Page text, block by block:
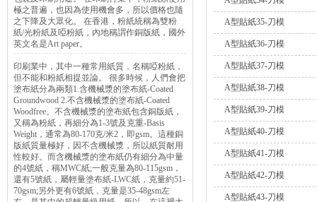
極之普遍，也因為使用機會多，所以價格也隨
之下降及大眾化。 在香港，粉紙統稱為雙粉
紙/光粉紙及啞粉紙，內地稱謂作銅版紙，國外
英文名是Art paper。
印刷業中，其中一種常用紙質，名稱啞粉紙，
但不能和粉紙相提並論。 很多時候，人們會把
塗布紙分為兩類1.含機械漿的塗布紙-Coated
Groundwood 2.不含機械漿的塗布紙-Coated
Woodfree。不含機械漿的塗布紙包含銅版紙，
又稱為粉紙，再細分為1-3號及克重-Basis
Weight，通常為80-170克/米2，即gsm。這種銅
版紙質量極好，因不含機械漿，所以紙質耐用
性較好。而含機械漿的塗布紙仍有細分為中量
的4號紙，稱MWC紙;一般克量為80-115gsm，
還有5號紙，屬輕量塗布紙-LWC紙，克量約51-
70gsm;另外更有6號紙，克量是35-48gsm左
A型貼紙35-刀模
A型貼紙36-刀模
A型貼紙37-刀模
A型貼紙38-刀模
A型貼紙39-刀模
A型貼紙40-刀模
A型貼紙41-刀模
A型貼紙42-刀模
A型貼紙43-刀模